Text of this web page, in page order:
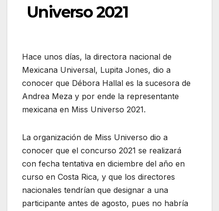
Universo 2021
Hace unos días, la directora nacional de
Mexicana Universal, Lupita Jones, dio a
conocer que Débora Hallal es la sucesora de
Andrea Meza y por ende la representante
mexicana en Miss Universo 2021.
La organización de Miss Universo dio a
conocer que el concurso 2021 se realizará
con fecha tentativa en diciembre del año en
curso en Costa Rica, y que los directores
nacionales tendrían que designar a una
participante antes de agosto, pues no habría